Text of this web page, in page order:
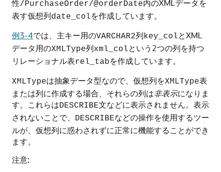
性/PurchaseOrder/@orderDate内のXMLデータを
表す仮想列date_colを作成しています。
例3-4では、主キー用のVARCHAR2列key_colとXML
データ用のXMLType列xml_colという2つの列を持つ
リレーショナル表rel_tabを作成しています。
XMLTypeは抽象データ型なので、仮想列をXMLType表
または列に作成する場合、それらの列は非表示になりま
す。これらはDESCRIBE文などに表示されません。表示
されないことで、
DESCRIBEなどの操作を使用するツー
ルが、仮想列に惑わされずに正常に機能することができ
ます。
注意: